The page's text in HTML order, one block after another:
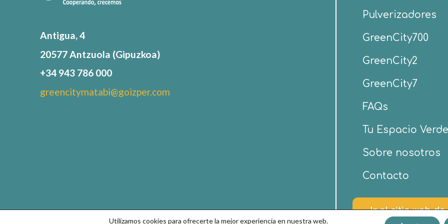
Antigua, 4
20577 Antzuola (Gipuzkoa)
+34 943 786 000
greencitymatabi@goizper.com
Pulverizadores
GreenCity700
GreenCity2
GreenCity7
FAQs
Tu Espacio Verde
Sobre nosotros
Contacto
Ir al sitio web
Utilizamos cookies para ofrecerte la mejor experiencia en nuestra web.